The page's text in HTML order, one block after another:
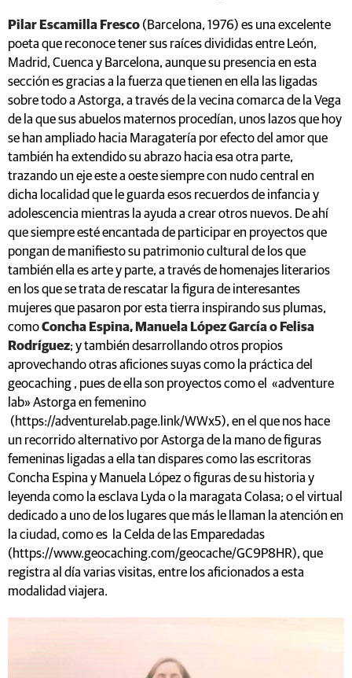
Pilar Escamilla Fresco (Barcelona, 1976) es una excelente
poeta que reconoce tener sus raíces divididas entre León,
Madrid, Cuenca y Barcelona, aunque su presencia en esta
sección es gracias a la fuerza que tienen en ella las ligadas
sobre todo a Astorga, a través de la vecina comarca de la Vega
de la que sus abuelos maternos procedían, unos lazos que hoy
se han ampliado hacia Maragatería por efecto del amor que
también ha extendido su abrazo hacia esa otra parte,
trazando un eje este a oeste siempre con nudo central en
dicha localidad que le guarda esos recuerdos de infancia y
adolescencia mientras la ayuda a crear otros nuevos. De ahí
que siempre esté encantada de participar en proyectos que
pongan de manifiesto su patrimonio cultural de los que
también ella es arte y parte, a través de homenajes literarios
en los que se trata de rescatar la figura de interesantes
mujeres que pasaron por esta tierra inspirando sus plumas,
comoConcha Espina, Manuela López García o Felisa
Rodríguez; y también desarrollando otros propios
aprovechando otras aficiones suyas como la práctica del
geocaching , pues de ella son proyectos como el «adventure
lab» Astorga en femenino
(https://adventurelab.page.link/WWx5), en el que nos hace
un recorrido alternativo por Astorga de la mano de figuras
femeninas ligadas a ella tan dispares como las escritoras
Concha Espina y Manuela López o figuras de su historia y
leyenda como la esclava Lyda o la maragata Colasa; o el virtual
dedicado a uno de los lugares que más le llaman la atención en
la ciudad, como es la Celda de las Emparedadas
(https://www.geocaching.com/geocache/GC9P8HR), que
registra al día varias visitas, entre los aficionados a esta
modalidad viajera.